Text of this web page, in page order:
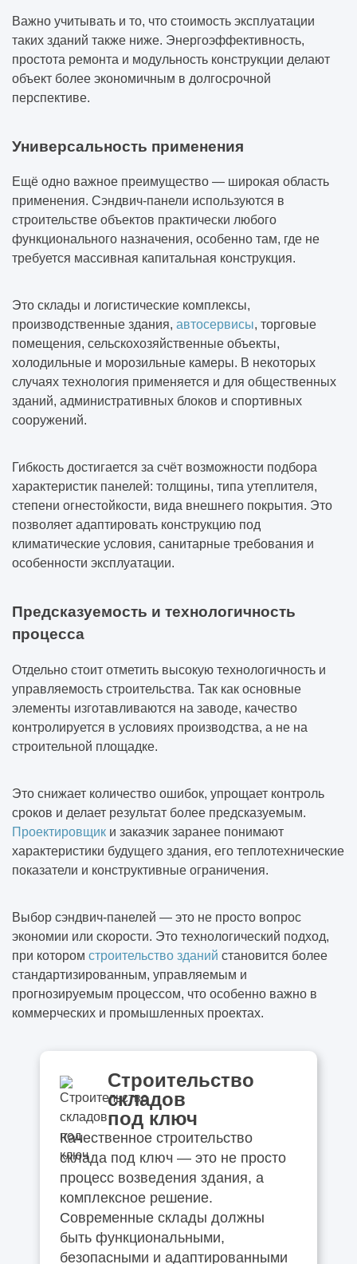
Важно учитывать и то, что стоимость эксплуатации
таких зданий также ниже. Энергоэффективность,
простота ремонта и модульность конструкции делают
объект более экономичным в долгосрочной
перспективе.
Универсальность применения
Ещё одно важное преимущество — широкая область
применения. Сэндвич-панели используются в
строительстве объектов практически любого
функционального назначения, особенно там, где не
требуется массивная капитальная конструкция.
Это склады и логистические комплексы,
производственные здания, автосервисы, торговые
помещения, сельскохозяйственные объекты,
холодильные и морозильные камеры. В некоторых
случаях технология применяется и для общественных
зданий, административных блоков и спортивных
сооружений.
Гибкость достигается за счёт возможности подбора
характеристик панелей: толщины, типа утеплителя,
степени огнестойкости, вида внешнего покрытия. Это
позволяет адаптировать конструкцию под
климатические условия, санитарные требования и
особенности эксплуатации.
Предсказуемость и технологичность
процесса
Отдельно стоит отметить высокую технологичность и
управляемость строительства. Так как основные
элементы изготавливаются на заводе, качество
контролируется в условиях производства, а не на
строительной площадке.
Это снижает количество ошибок, упрощает контроль
сроков и делает результат более предсказуемым.
Проектировщик и заказчик заранее понимают
характеристики будущего здания, его теплотехнические
показатели и конструктивные ограничения.
Выбор сэндвич-панелей — это не просто вопрос
экономии или скорости. Это технологический подход,
при котором строительство зданий становится более
стандартизированным, управляемым и
прогнозируемым процессом, что особенно важно в
коммерческих и промышленных проектах.
Строительство
складов
под ключ
Качественное строительство
склада под ключ — это не просто
процесс возведения здания, а
комплексное решение.
Современные склады должны
быть функциональными,
безопасными и адаптированными